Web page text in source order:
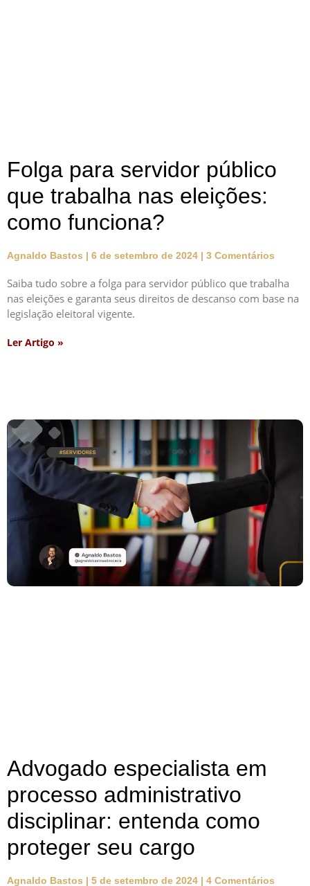
Folga para servidor público
que trabalha nas eleições:
como funciona?
Agnaldo Bastos 6 de setembro de 2024 3 Comentários
Saiba tudo sobre a folga para servidor público que trabalha
nas eleições e garanta seus direitos de descanso com base na
legislação eleitoral vigente.
Ler Artigo »
Advogado especialista em
processo administrativo
disciplinar: entenda como
proteger seu cargo
Agnaldo Bastos 5 de setembro de 2024 4 Comentários